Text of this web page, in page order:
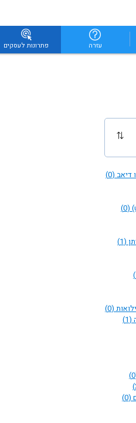
עזרה פתרונות לעסקים
דיאב (0)
(0)
(1)
(0)
(1)
(0)